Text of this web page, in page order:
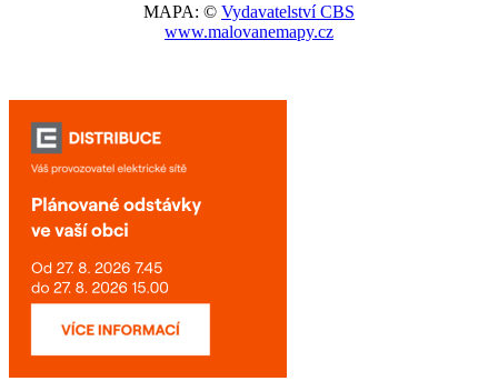
MAPA: © Vydavatelství CBS
www.malovanemapy.cz